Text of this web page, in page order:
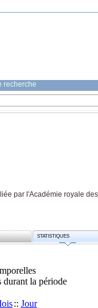
recherche
par l'Académie royale
STATISTIQUES